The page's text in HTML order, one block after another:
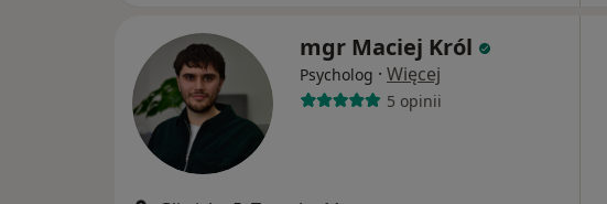
mgr Maciej Król
Psycholog · Więcej
5 opinii